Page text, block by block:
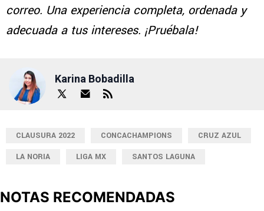
correo. Una experiencia completa, ordenada y
adecuada a tus intereses. ¡Pruébala!
Karina Bobadilla
CLAUSURA 2022 CONCACHAMPIONS
CRUZ AZUL
LA NORIA
LIGA MX SANTOS LAGUNA
NOTAS RECOMENDADAS